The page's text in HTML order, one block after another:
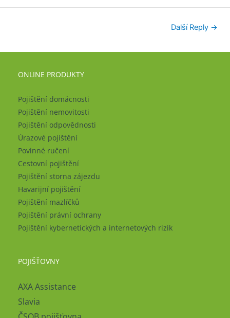
Další Reply →
ONLINE PRODUKTY
Pojištění domácnosti
Pojištění nemovitosti
Pojištění odpovědnosti
Úrazové pojištění
Povinné ručení
Cestovní pojištění
Pojištění storna zájezdu
Havarijní pojištění
Pojištění mazlíčků
Pojištění právní ochrany
Pojištění kybernetických a internetových rizik
POJIŠŤOVNY
AXA Assistance
Slavia